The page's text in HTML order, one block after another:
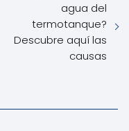
agua del
termotanque?
Descubre aquí las
causas